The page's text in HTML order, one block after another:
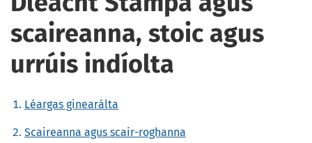
scaireanna, stoic agus
urrúis indíolta
Léargas ginearálta
Scaireanna agus scair-roghanna